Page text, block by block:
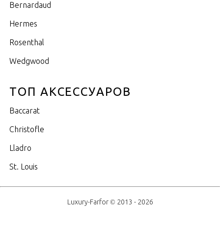
Bernardaud
Hermes
Rosenthal
Wedgwood
ТОП АКСЕССУАРОВ
Baccarat
Christofle
Lladro
St. Louis
Luxury-Farfor © 2013 - 2026